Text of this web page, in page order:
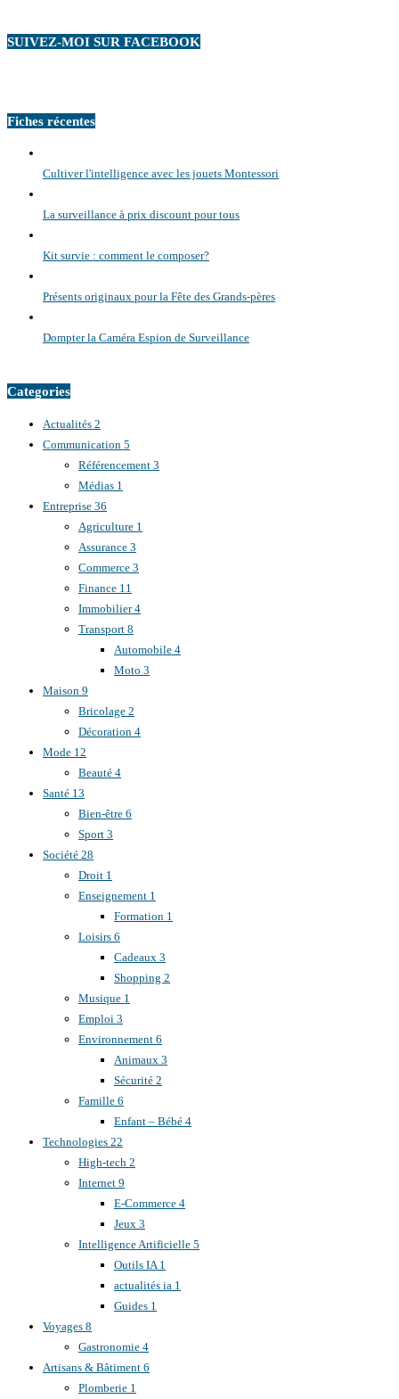
SUIVEZ-MOI SUR FACEBOOK
Fiches récentes
Cultiver l'intelligence avec les jouets Montessori
La surveillance à prix discount pour tous
Kit survie : comment le composer?
Présents originaux pour la Fête des Grands-pères
Dompter la Caméra Espion de Surveillance
Categories
Actualités 2
Communication 5
Référencement 3
Médias 1
Entreprise 36
Agriculture 1
Assurance 3
Commerce 3
Finance 11
Immobilier4
Transport 8
Automobile 4
Moto 3
Maison 9
Bricolage 2
Décoration 4
Mode 12
Beauté 4
Santé 13
Bien-être 6
Sport 3
Société 28
Droit 1
Enseignement 1
Formation 1
Loisirs 6
Cadeaux 3
Shopping 2
Musique 1
Emploi 3
Environnement 6
Animaux 3
Sécurité 2
Famille 6
Enfant – Bébé 4
Technologies 22
High-tech 2
Internet 9
E-Commerce 4
Jeux 3
Intelligence Artificielle 5
Outils IA 1
actualités ia 1
Guides 1
Voyages 8
Gastronomie 4
Artisans & Bâtiment 6
Plomberie 1